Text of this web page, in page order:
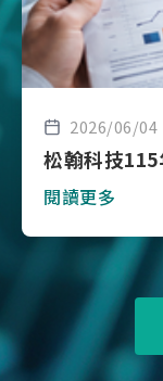
2026/06/04
松翰科技
閱讀更多